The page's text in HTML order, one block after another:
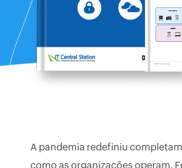
A pandemia redefiniu
como as organizações operam.